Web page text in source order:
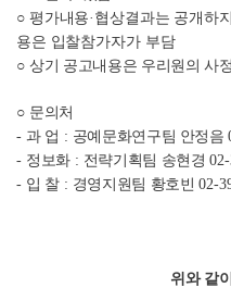
○ 평가내용· 협상결과는 공개하
용은 입찰참가자가 부담
○ 상기 공고내용은 우리원의 사
○ 문의처
- 과 업 : 공예문화연구팀 안정음
- 정보화 : 전략기획팀 송현경
- 입 찰 : 경영지원팀 황호빈02-
위와 같